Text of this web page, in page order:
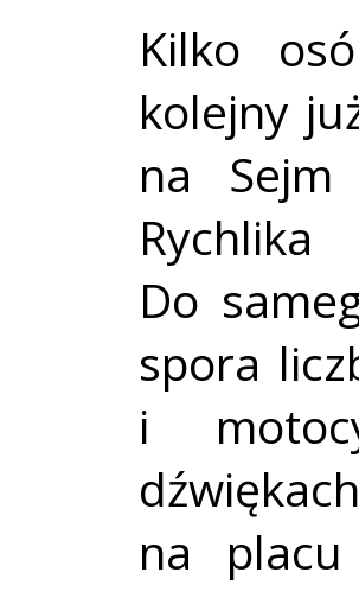
Kilko
kolejny
na Sejm
Do
spora
i
na